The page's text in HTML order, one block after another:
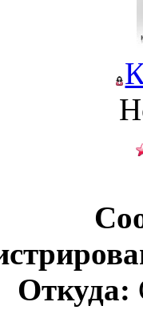
Откуда: